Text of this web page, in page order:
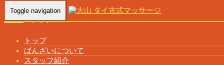
Toggle navigation
トップ
ばんざいについて
スタッフ紹介
Home-ララ(…